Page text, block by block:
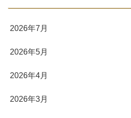
2026年7月
2026年5月
2026年4月
2026年3月